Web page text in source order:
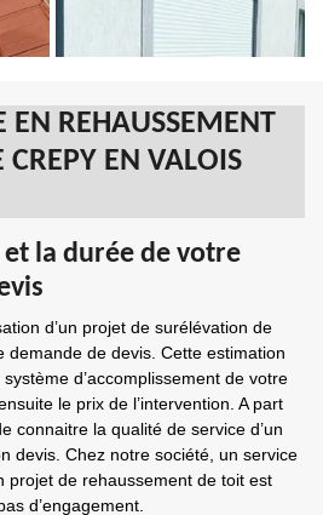
EN REHAUSSEMENT
CREPY EN VALOIS
la durée de votre
d’un projet de surélévation de
demande de devis. Cette estimation
d’accomplissement de votre
le prix de l’intervention. A part
connaitre la qualité de service d’un
devis. Chez notre société, un service
projet de rehaussement de toit est
d’engagement.